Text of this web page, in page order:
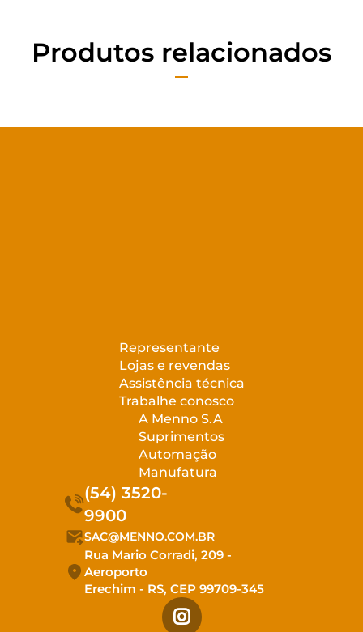
Produtos relacionados
Representante
Lojas e revendas
Assistência técnica
Trabalhe conosco
A Menno S.A
Suprimentos
Automação
Manufatura
(54) 3520-
9900
SAC@MENNO.COM.BR
Rua Mario Corradi, 209 -
Aeroporto
Erechim - RS, CEP 99709-345